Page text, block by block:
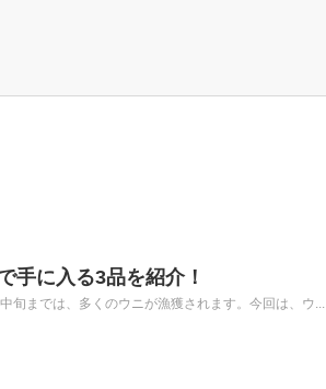
手に入る3品を紹介！
旬までは、多くのウニが漁獲されます。今回は、ウ...